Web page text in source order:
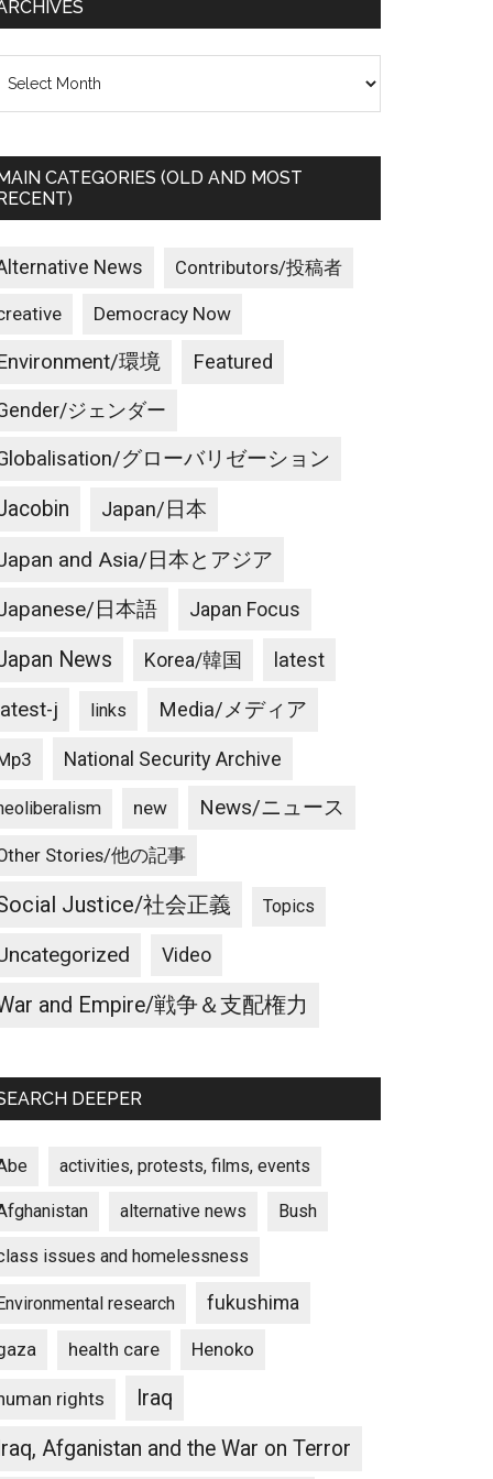
CATEGORIES (OLD AND MOST
News Contributors/投稿者
Democracy Now
環境 Featured
ジェンダー
グローバリゼーション
Japan/日本
and Asia/日本とアジア
日本語 Japan Focus
News Korea/韓国 latest
latest-j links Media/メディア
National Security Archive
new News/ニュース
Stories/他の記事
Justice/社会正義 Topics
Video
and Empire/戦争＆支配権力
DEEPER
activities, protests, films, events
alternative news Bush
issues and homelessness
research fukushima
health care Henoko
rights
Iraq
Iraq, Afganistan and the War on Terror